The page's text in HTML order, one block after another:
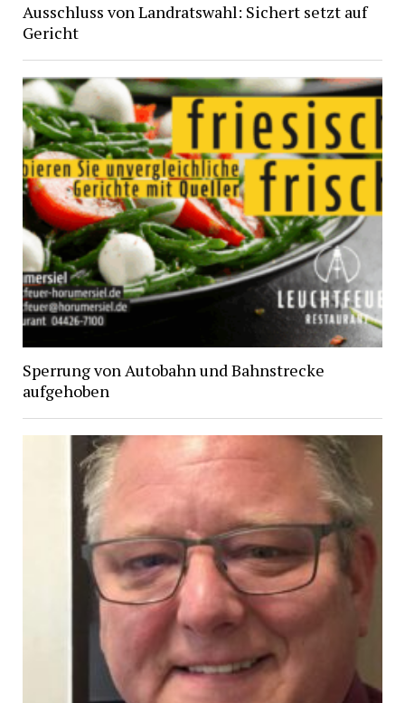
Ausschluss von Landratswahl: Sichert setzt auf
Gericht
Sperrung von Autobahn und Bahnstrecke
aufgehoben